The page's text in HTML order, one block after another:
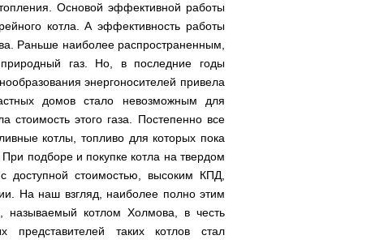
Основой эффективной работы
котла. А эффективность работы
Раньше наиболее распространенным,
газ. Но, в последние годы
энергоносителей привела
домов стало невозможным для
стоимость этого газа. Постепенно все
котлы, топливо для которых пока
подборе и покупке котла на твердом
стоимостью, высоким КПД,
На наш взгляд, наиболее полно этим
называемый котлом Холмова, в честь
таких котлов стал